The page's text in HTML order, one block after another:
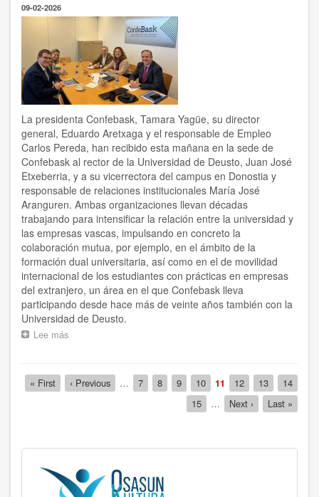
primera
subida
interanual
desde
de
2024
09-02-2026
La presidenta Confebask, Tamara Yagüe, su director
general, Eduardo Aretxaga y el responsable de Empleo
Carlos Pereda, han recibido esta mañana en la sede de
Confebask al rector de la Universidad de Deusto, Juan José
Etxeberria, y a su vicerrectora del campus en Donostia y
responsable de relaciones institucionales María José
Aranguren. Ambas organizaciones llevan décadas
trabajando para intensificar la relación entre la universidad y
las empresas vascas, impulsando en concreto la
colaboración mutua, por ejemplo, en el ámbito de la
formación dual universitaria, así como en el de movilidad
internacional de los estudiantes con prácticas en empresas
del extranjero, un área en el que Confebask lleva
participando desde hace más de veinte años también con la
Universidad de Deusto.
Lee más
reúne
con
vicerrectora
Relaciones
Institucionales
Paginación
Primera
página
« First
Página
anterior
‹ Previous … Página
7 Página
8 Página
9 Página
10
Página
actual
11 Página
12 Página
13 Página
14
Página
15 …
Siguiente
página
Next ›
Última
página
Last »